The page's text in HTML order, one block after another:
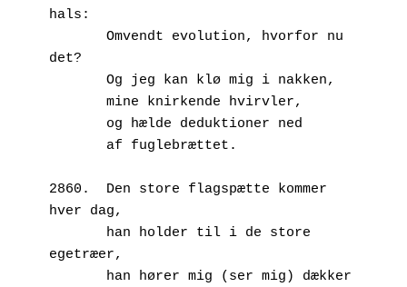
hals:
det?
       Og jeg kan klø mig i nakken,
       mine knirkende hvirvler,
       og hælde deduktioner ned
       af fuglebrættet.
2860.  Den store flagspætte kommer
hver dag,
egetræer,